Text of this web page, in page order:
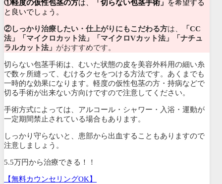
①軽度の仮性包茎の方は、 「切らない包茎手術」
を希望する
と良いでしょう。
②しっかり治療したい・仕上がりにもこだわる方は、
「CC
法」「マイクロカット法」「マイクロVカット法」「ナチュ
ラルカット法」 がおすすめです。
切らない包茎手術は、むいた状態の皮を美容外科用の細い糸
で数ヶ所縫って、むけるクセをつける方法です。あくまでも
一時的な効果になります。軽度の仮性包茎の方・持病などで
切る手術が出来ない方向けですので注意してください。
手術方式によっては、アルコール・シャワー・入浴・運動が
一定期間禁止されている場合もあります。
しっかり守らないと、患部から出血することもありますので
注意しましょう。
5.5万円から治療できる！！
【無料カウンセリングOK】